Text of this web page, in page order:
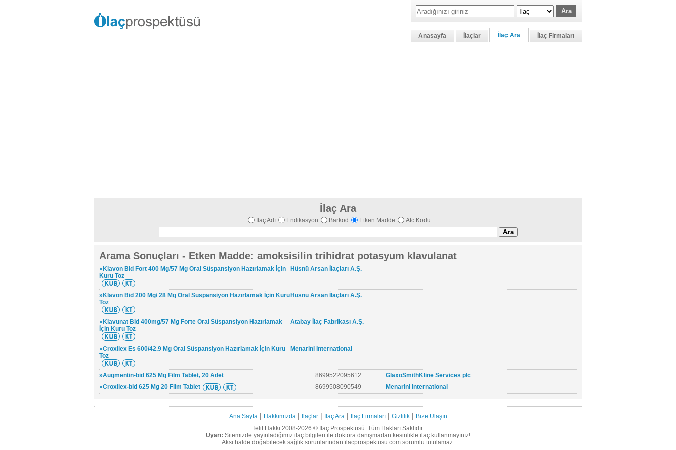
Anasayfa İlaçlar İlaç Ara İlaç Firmaları
İlaç Ara
İlaç Adı Endikasyon Barkod Etken Madde Atc Kodu
Arama Sonuçları - Etken Madde: amoksisilin trihidrat potasyum klavulanat
»Klavon Bid Fort 400 Mg/57 Mg Oral Süspansiyon Hazırlamak İçin
Kuru Toz
Hüsnü Arsan İlaçları A.Ş.
»Klavon Bid 200 Mg/ 28 Mg Oral Süspansiyon Hazırlamak İçin Kuru
Toz
Hüsnü Arsan İlaçları A.Ş.
»Klavunat Bid 400mg/57 Mg Forte Oral Süspansiyon Hazırlamak
İçin Kuru Toz
Atabay İlaç Fabrikası A.Ş.
»Croxilex Es 600/42.9 Mg Oral Süspansiyon Hazırlamak İçin Kuru
Toz
Menarini International
»Augmentin-bid 625 Mg Film Tablet, 20 Adet 8699522095612
GlaxoSmithKline Services plc
»Croxilex-bid 625 Mg 20 Film Tablet
8699508090549 Menarini International
Ana Sayfa | Hakkımızda | İlaçlar| İlaç Ara | İlaç Firmaları| Gizlilik| Bize Ulaşın
Telif Hakkı 2008-2026 ©
İlaç Prospektüsü. Tüm Hakları Saklıdır.
Uyarı: Sitemizde yayınladığımız ilaç bilgileri ile doktora danışmadan kesinlikle ilaç kullanmayınız!
Aksi halde doğabilecek sağlık sorunlarından ilacprospektusu.com sorumlu tutulamaz.